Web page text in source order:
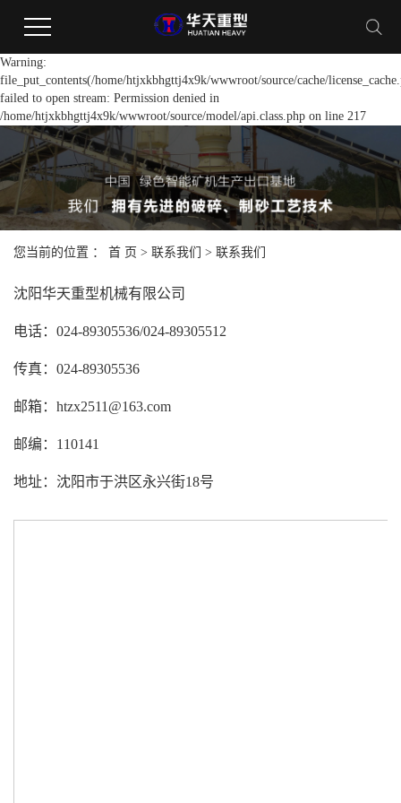
Warning:
file_put_contents(/home/htjxkbhgttj4x9k/wwwroot/source/cache/
failed to open stream: Permission denied in
/home/htjxkbhgttj4x9k/wwwroot/source/model/api.class.php on line 217
您当前的位置 ： 首 页 > 联系我们 > 联系我们
沈阳华天重型机械有限公司
电话：024-89305536/024-89305512
传真：024-89305536
邮箱：htzx2511@163.com
邮编：110141
地址：沈阳市于洪区永兴街18号